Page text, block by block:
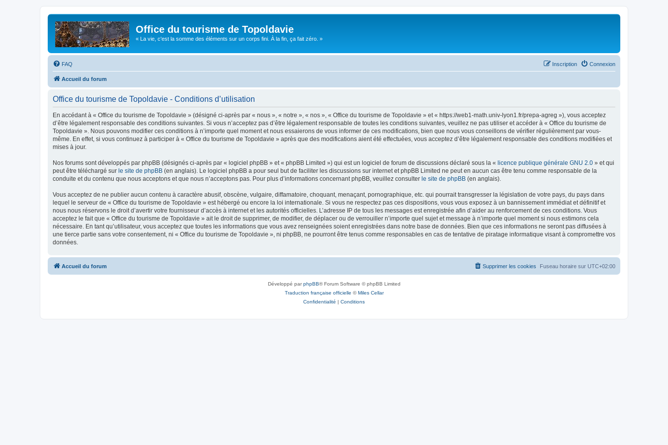
Office du tourisme de Topoldavie
« La vie, c'est la somme des éléments sur un corps fini. À la fin, ça fait zéro. »
FAQ Connexion
Inscription
Accueil du forum
Office du tourisme de Topoldavie - Conditions d’utilisation
En accédant à « Office du tourisme de Topoldavie » (désigné ci-après par « nous », « notre », « nos », « Office du tourisme de Topoldavie » et « https://web1-math.univ-lyon1.fr/prepa-agreg »), vous acceptez
d’être légalement responsable des conditions suivantes. Si vous n’acceptez pas d’être légalement responsable de toutes les conditions suivantes, veuillez ne pas utiliser et accéder à « Office du tourisme de
Topoldavie ». Nous pouvons modifier ces conditions à n’importe quel moment et nous essaierons de vous informer de ces modifications, bien que nous vous conseillons de vérifier régulièrement par vous-
même. En effet, si vous continuez à participer à « Office du tourisme de Topoldavie » après que des modifications aient été effectuées, vous acceptez d’être légalement responsable des conditions modifiées et
mises à jour.
Nos forums sont développés par phpBB (désignés ci-après par « logiciel phpBB » et « phpBB Limited ») qui est un logiciel de forum de discussions déclaré sous la « licence publique générale GNU 2.0 » et qui
peut être téléchargé sur le site de phpBB (en anglais). Le logiciel phpBB a pour seul but de faciliter les discussions sur internet et phpBB Limited ne peut en aucun cas être tenu comme responsable de la
conduite et du contenu que nous acceptons et que nous n’acceptons pas. Pour plus d’informations concernant phpBB, veuillez consulter le site de phpBB (en anglais).
Vous acceptez de ne publier aucun contenu à caractère abusif, obscène, vulgaire, diffamatoire, choquant, menaçant, pornographique, etc. qui pourrait transgresser la législation de votre pays, du pays dans
lequel le serveur de « Office du tourisme de Topoldavie » est hébergé ou encore la loi internationale. Si vous ne respectez pas ces dispositions, vous vous exposez à un bannissement immédiat et définitif et
nous nous réservons le droit d’avertir votre fournisseur d’accès à internet et les autorités officielles. L’adresse IP de tous les messages est enregistrée afin d’aider au renforcement de ces conditions. Vous
acceptez le fait que « Office du tourisme de Topoldavie » ait le droit de supprimer, de modifier, de déplacer ou de verrouiller n’importe quel sujet et message à n’importe quel moment si nous estimons cela
nécessaire. En tant qu’utilisateur, vous acceptez que toutes les informations que vous avez renseignées soient enregistrées dans notre base de données. Bien que ces informations ne seront pas diffusées à
une tierce partie sans votre consentement, ni « Office du tourisme de Topoldavie », ni phpBB, ne pourront être tenus comme responsables en cas de tentative de piratage informatique visant à compromettre vos
données.
Accueil du forum Fuseau horaire sur UTC+02:00
Supprimer les cookies
Développé parphpBB® Forum Software © phpBB Limited
Traduction française officielle ©Miles Cellar
Confidentialité | Conditions